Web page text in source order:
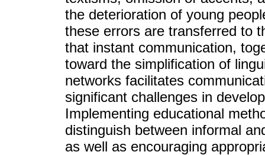
the deterioration of young
these errors are transferred to
that instant communication,
toward the simplification of
networks facilitates
significant challenges in
Implementing educational
distinguish between informal
as well as encouraging